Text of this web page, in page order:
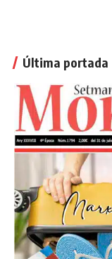
Última portada